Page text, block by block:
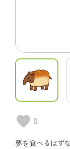
0
夢を食べるはず